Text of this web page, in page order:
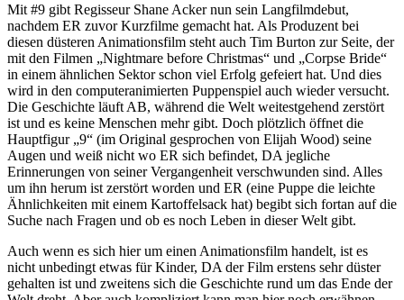
Mit #9 gibt Regisseur Shane Acker nun sein Langfilmdebut,
nachdem ER zuvor Kurzfilme gemacht hat. Als Produzent bei
diesen düsteren Animationsfilm steht auch Tim Burton zur Seite, der
mit den Filmen „Nightmare before Christmas“ und „Corpse Bride“
in einem ähnlichen Sektor schon viel Erfolg gefeiert hat. Und dies
wird in den computeranimierten Puppenspiel auch wieder versucht.
Die Geschichte läuft AB, während die Welt weitestgehend zerstört
ist und es keine Menschen mehr gibt. Doch plötzlich öffnet die
Hauptfigur „9“ (im Original gesprochen von Elijah Wood) seine
Augen und weiß nicht wo ER sich befindet, DA jegliche
Erinnerungen von seiner Vergangenheit verschwunden sind. Alles
um ihn herum ist zerstört worden und ER (eine Puppe die leichte
Ähnlichkeiten mit einem Kartoffelsack hat) begibt sich fortan auf die
Suche nach Fragen und ob es noch Leben in dieser Welt gibt.
Auch wenn es sich hier um einen Animationsfilm handelt, ist es
nicht unbedingt etwas für Kinder, DA der Film erstens sehr düster
gehalten ist und zweitens sich die Geschichte rund um das Ende der